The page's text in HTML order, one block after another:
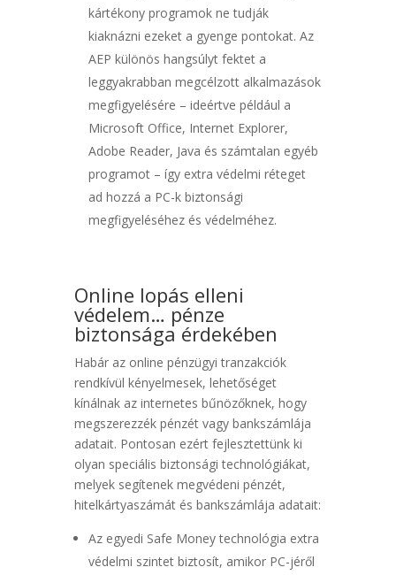
kártékony programok ne tudják
kiaknázni ezeket a gyenge pontokat. Az
AEP különös hangsúlyt fektet a
leggyakrabban megcélzott alkalmazások
megfigyelésére – ideértve például a
Microsoft Office, Internet Explorer,
Adobe Reader, Java és számtalan egyéb
programot – így extra védelmi réteget
ad hozzá a PC-k biztonsági
megfigyeléséhez és védelméhez.
Online lopás elleni
védelem… pénze
biztonsága érdekében
Habár az online pénzügyi tranzakciók
rendkívül kényelmesek, lehetőséget
kínálnak az internetes bűnözőknek, hogy
megszerezzék pénzét vagy bankszámlája
adatait. Pontosan ezért fejlesztettünk ki
olyan speciális biztonsági technológiákat,
melyek segítenek megvédeni pénzét,
hitelkártyaszámát és bankszámlája adatait:
Az egyedi Safe Money technológia extra
védelmi szintet biztosít, amikor PC-jéről